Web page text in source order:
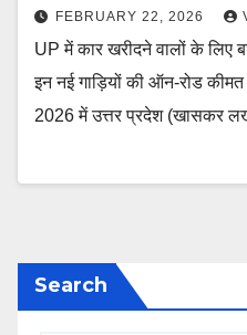
FEBRUARY 22, 2026
UP में कार खरीदने वालों के
इन नई गाड़ियों की ऑन-रोड
2026 में उत्तर प्रदेश (खासकर
Search